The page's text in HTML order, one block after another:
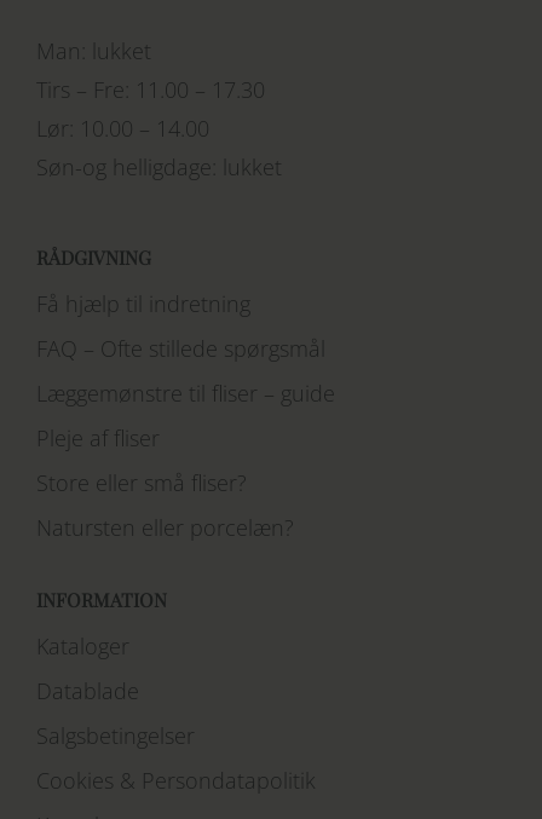
Man: lukket
Tirs – Fre: 11.00 – 17.30
Lør: 10.00 – 14.00
Søn-og helligdage: lukket
RÅDGIVNING
Få hjælp til indretning
FAQ – Ofte stillede spørgsmål
Læggemønstre til fliser – guide
Pleje af fliser
Store eller små fliser?
Natursten eller porcelæn?
INFORMATION
Kataloger
Datablade
Salgsbetingelser
Cookies & Persondatapolitik